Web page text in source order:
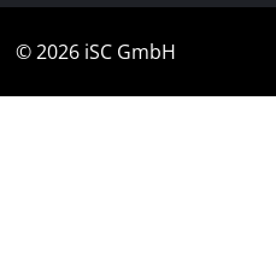
© 2026 iSC GmbH